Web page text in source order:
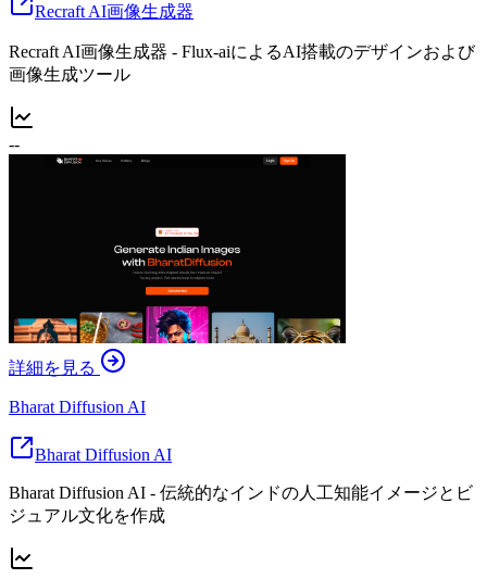
Recraft AI画像生成器
Recraft AI画像生成器 - Flux-aiによるAI搭載のデザインおよび
画像生成ツール
--
詳細を見る
Bharat Diffusion AI
Bharat Diffusion AI
Bharat Diffusion AI - 伝統的なインドの人工知能イメージとビ
ジュアル文化を作成